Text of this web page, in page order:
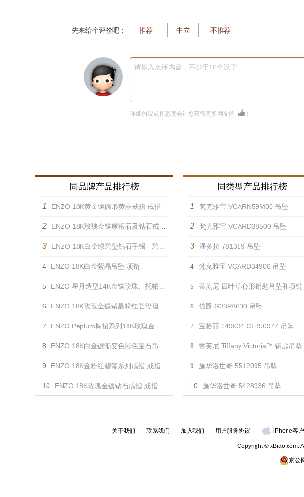
先来给个评价吧： 推荐 中立 不推荐
请输入点评内容，不少于10个汉字
详细的观点和态度会让您获得更多网友的 ！
同品牌产品排行榜
1 ENZO 18K黄金镶圆形黄晶戒指 戒指
2 ENZO 18K玫瑰金镶摩根石及钻石戒指 戒指
3 ENZO 18K白金绿碧玺钻石手镯 - 碧缘系列 手镯
4 ENZO 18K白金紫晶吊坠 项链
5 ENZO 星月造型14K金镶珍珠、托帕石项链 项链
6 ENZO 18K玫瑰金镶紫晶粉红碧玺坦桑石黄晶红色碧玺柠檬晶及钻石胸针 胸针
7 ENZO Peplum舞裙系列18K玫瑰金镶黄晶碧玺白托帕及钻石吊坠 项链
8 ENZO 18K白金镶渐变色彩色宝石吊坠戒指 戒指
9 ENZO 18K金粉红碧玺系列戒指 戒指
10 ENZO 18K玫瑰金镶钻石戒指 戒指
同类型产品排行榜
1 梵克雅宝 VCARN59M00 吊坠
2 梵克雅宝 VCARD38500 吊坠
3 潘多拉 781389 吊坠
4 梵克雅宝 VCARD34900 吊坠
5 蒂芙尼 四叶草心形钥匙吊坠和项链 吊坠
6 伯爵 G33PA600 吊坠
7 宝格丽 349634 CL856977 吊坠
8 蒂芙尼 Tiffany Victoria™ 钥匙吊坠项链 吊坠
9 施华洛世奇 5512095 吊坠
10 施华洛世奇 5428336 吊坠
关于我们 联系我们 加入我们 用户服务协议 iPhone客
Copyright © xBiao.com.
京公